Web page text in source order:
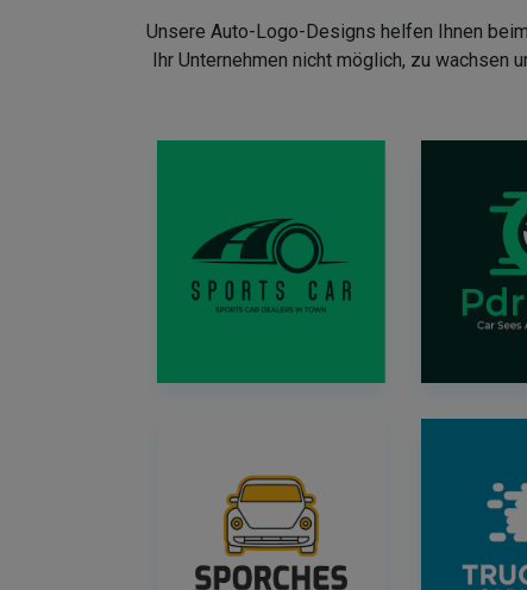
Unsere Auto-Logo-Designs helfen Ihnen
Ihr Unternehmen nicht möglich, zu wachsen